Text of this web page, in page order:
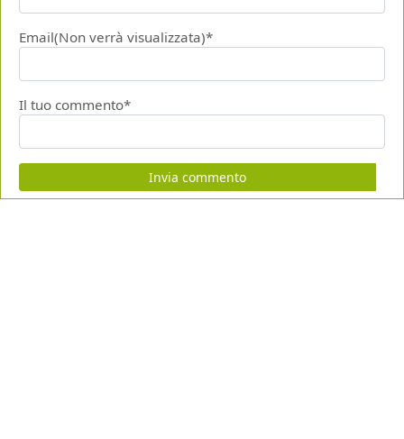
Email(Non verrà visualizzata)*
Il tuo commento*
Invia commento